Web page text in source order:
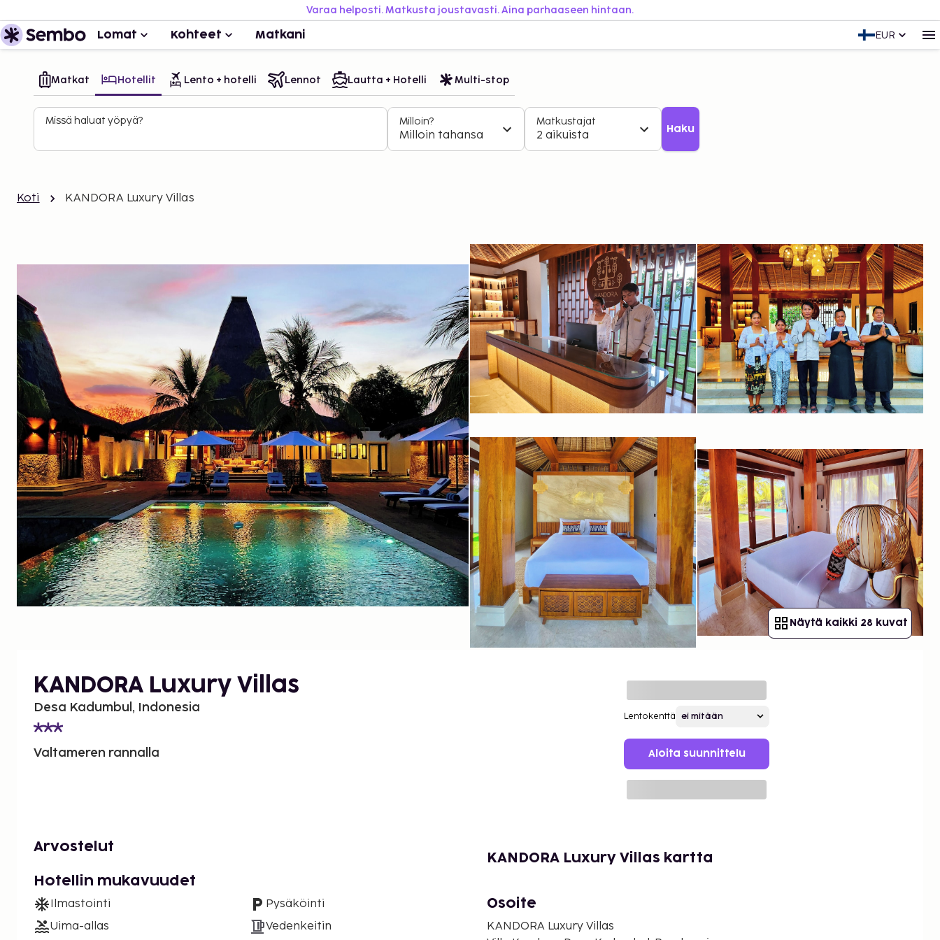
Varaa helposti. Matkusta joustavasti. Aina parhaaseen hintaan.
Lomat Kohteet Matkani EUR
Matkat Hotellit Lento + hotelli Lennot Lautta + Hotelli Multi-stop
Missä haluat yöpyä? Milloin?
Milloin tahansa
Matkustajat
2 aikuista Haku
Koti KANDORA Luxury Villas
Näytä kaikki 28 kuvat
KANDORA Luxury Villas
Desa Kadumbul, Indonesia
Valtameren rannalla
Lentokenttä
Aloita suunnittelu
Arvostelut
Hotellin mukavuudet
Ilmastointi
Uima-allas
Pysäköinti
Vedenkeitin
KANDORA Luxury Villas kartta
Osoite
KANDORA Luxury Villas